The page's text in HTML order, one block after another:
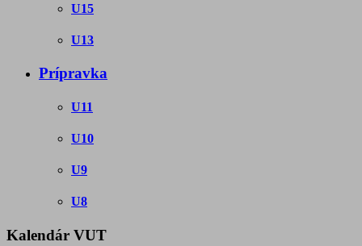
U15
U13
Prípravka
U11
U10
U9
U8
Kalendár VUT